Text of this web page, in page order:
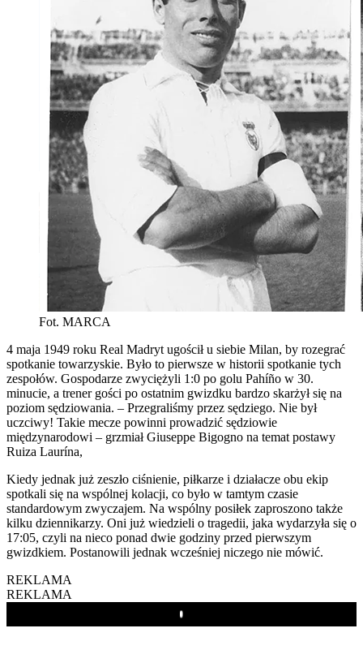
Fot. MARCA
4 maja 1949 roku Real Madryt ugościł u siebie Milan, by rozegrać
spotkanie towarzyskie. Było to pierwsze w historii spotkanie tych
zespołów. Gospodarze zwyciężyli 1:0 po golu Pahíño w 30.
minucie, a trener gości po ostatnim gwizdku bardzo skarżył się na
poziom sędziowania. – Przegraliśmy przez sędziego. Nie był
uczciwy! Takie mecze powinni prowadzić sędziowie
międzynarodowi – grzmiał Giuseppe Bigogno na temat postawy
Ruiza Laurína,
Kiedy jednak już zeszło ciśnienie, piłkarze i działacze obu ekip
spotkali się na wspólnej kolacji, co było w tamtym czasie
standardowym zwyczajem. Na wspólny posiłek zaproszono także
kilku dziennikarzy. Oni już wiedzieli o tragedii, jaka wydarzyła się o
17:05, czyli na nieco ponad dwie godziny przed pierwszym
gwizdkiem. Postanowili jednak wcześniej niczego nie mówić.
REKLAMA
REKLAMA
Play